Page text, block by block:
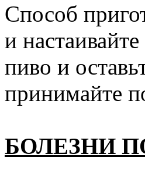
Способ
и
пиво и
принимайте
БОЛЕЗНИ